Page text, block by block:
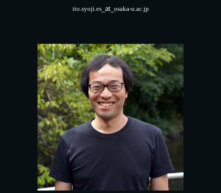
ito.syoji.es_at_ osaka-u.ac.jp